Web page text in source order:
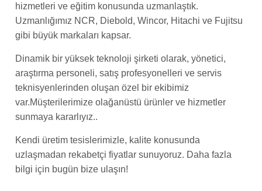
hizmetleri ve eğitim konusunda uzmanlaştık.
Uzmanlığımız NCR, Diebold, Wincor, Hitachi ve Fujitsu
gibi büyük markaları kapsar.
Dinamik bir yüksek teknoloji şirketi olarak, yönetici,
araştırma personeli, satış profesyonelleri ve servis
teknisyenlerinden oluşan özel bir ekibimiz
var.Müşterilerimize olağanüstü ürünler ve hizmetler
sunmaya kararlıyız..
Kendi üretim tesislerimizle, kalite konusunda
uzlaşmadan rekabetçi fiyatlar sunuyoruz. Daha fazla
bilgi için bugün bize ulaşın!